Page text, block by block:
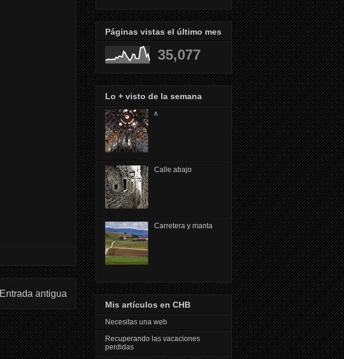
Entrada antigua
Páginas vistas el último mes
35,077
Lo + visto de la semana
ᴧ
Calle abajo
Carretera y manta
Mis artículos en CHB
Necesitas una web
Recuperando las vacaciones
perdidas